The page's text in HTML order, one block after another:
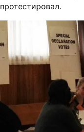
протестировал.